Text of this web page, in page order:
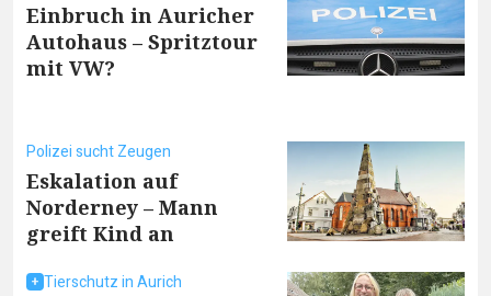
Einbruch in Auricher
Autohaus – Spritztour
mit VW?
Polizei sucht Zeugen
Eskalation auf
Norderney – Mann
greift Kind an
Tierschutz in Aurich